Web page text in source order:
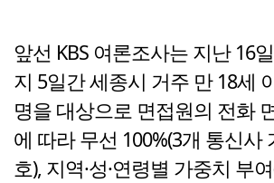
앞선 KBS 여론조사는 지난 16
지 5일간 세종시 거주 만 18세
명을 대상으로 면접원의 전화
에 따라 무선 100%(3개 통신사
호), 지역·성·연령별 가중치 부